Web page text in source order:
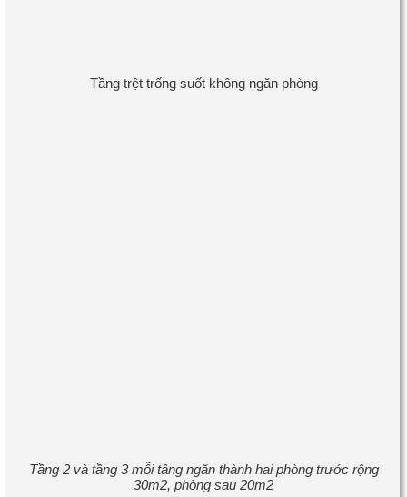
Tầng trệt trống suốt không ngăn phòng
Tầng 2 và tầng 3 mỗi tâng ngăn thành hai phòng trước rộng
30m2, phòng sau 20m2